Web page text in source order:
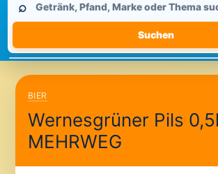
durchsuchen
⌕
Suchen
BIER
Wernesgrüner Pils 0,5l
MEHRWEG